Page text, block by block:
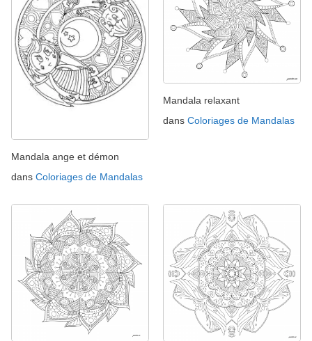
Mandala ange et démon
dans Coloriages de Mandalas
Mandala relaxant
dans Coloriages de Mandalas